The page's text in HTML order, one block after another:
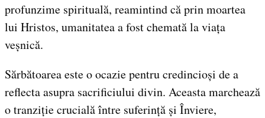
profunzime spirituală, reamintind că prin moartea
lui Hristos, umanitatea a fost chemată la viața
veșnică.
Sărbătoarea este o ocazie pentru credincioși de a
reflecta asupra sacrificiului divin. Aceasta marchează
o tranziție crucială între suferință și Înviere,